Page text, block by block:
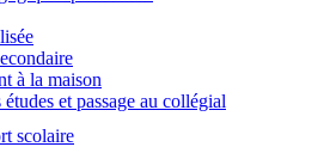
à la maison
études et passage au collégial
scolaire